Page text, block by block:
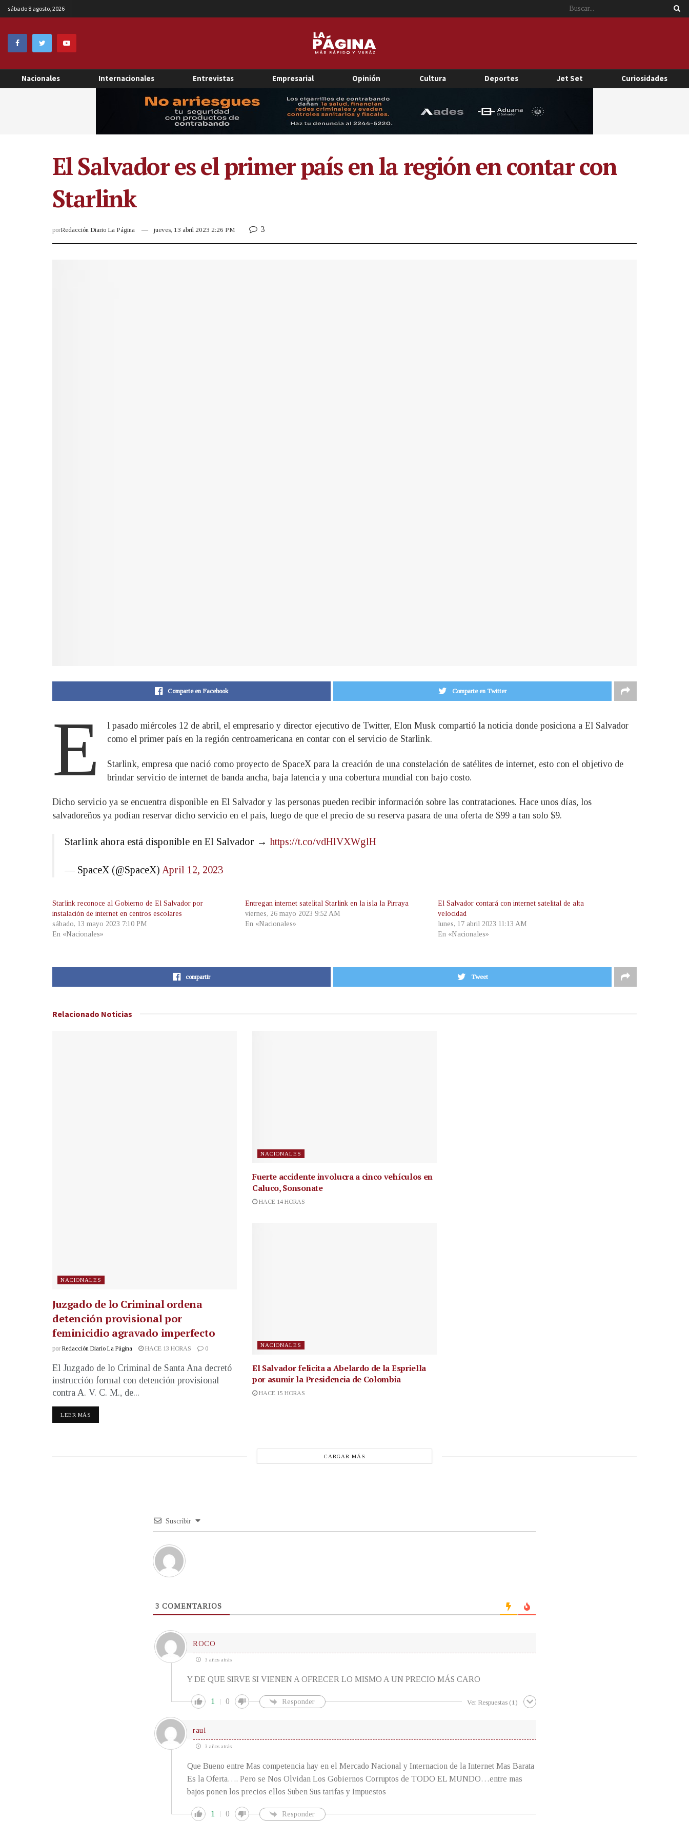
sábado 8 agosto, 2026
Nacionales Internacionales Entrevistas Empresarial Opinión Cultura Deportes Jet Set Curiosidades
El Salvador es el primer país en la región en contar con
Starlink
porRedacción Diario La Página jueves, 13 abril 2023 2:26 PM 3
Comparte en Facebook Comparte en Twitter
E
l pasado miércoles 12 de abril, el empresario y director ejecutivo de Twitter, Elon Musk compartió la noticia donde posiciona a El Salvador
como el primer país en la región centroamericana en contar con el servicio de Starlink.
Starlink, empresa que nació como proyecto de SpaceX para la creación de una constelación de satélites de internet, esto con el objetivo de
brindar servicio de internet de banda ancha, baja latencia y una cobertura mundial con bajo costo.
Dicho servicio ya se encuentra disponible en El Salvador y las personas pueden recibir información sobre las contrataciones. Hace unos días, los
salvadoreños ya podían reservar dicho servicio en el país, luego de que el precio de su reserva pasara de una oferta de $99 a tan solo $9.
Starlink ahora está disponible en El Salvador → https://t.co/vdHlVXWglH
— SpaceX (@SpaceX) April 12, 2023
Starlink reconoce al Gobierno de El Salvador por
instalación de internet en centros escolares
sábado, 13 mayo 2023 7:10 PM
En «Nacionales»
Entregan internet satelital Starlink en la isla la Pirraya
viernes, 26 mayo 2023 9:52 AM
En «Nacionales»
El Salvador contará con internet satelital de alta
velocidad
lunes, 17 abril 2023 11:13 AM
En «Nacionales»
compartir Tweet
Relacionado Noticias
NACIONALES
Juzgado de lo Criminal ordena
detención provisional por
feminicidio agravado imperfecto
por Redacción Diario La Página HACE 13 HORAS 0
El Juzgado de lo Criminal de Santa Ana decretó
instrucción formal con detención provisional
contra A. V. C. M., de...
LEER MÁS
NACIONALES
Fuerte accidente involucra a cinco vehículos en
Caluco, Sonsonate
HACE 14 HORAS
NACIONALES
El Salvador felicita a Abelardo de la Espriella
por asumir la Presidencia de Colombia
HACE 15 HORAS
CARGAR MÁS
Suscribir
3 COMENTARIOS
ROCO
3 años atrás
Y DE QUE SIRVE SI VIENEN A OFRECER LO MISMO A UN PRECIO MÁS CARO
1 0 Responder Ver Respuestas (1)
raul
3 años atrás
Que Bueno entre Mas competencia hay en el Mercado Nacional y Internacion de la Internet Mas Barata
Es la Oferta…. Pero se Nos Olvidan Los Gobiernos Corruptos de TODO EL MUNDO…entre mas
bajos ponen los precios ellos Suben Sus tarifas y Impuestos
1 0 Responder